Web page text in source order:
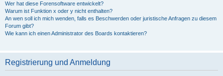
Wer hat diese Forensoftware entwickelt?
Warum ist Funktion x oder y nicht enthalten?
An wen soll ich mich wenden, falls es Beschwerden oder juristische Anfragen zu diesem
Forum gibt?
Wie kann ich einen Administrator des Boards kontaktieren?
Registrierung und Anmeldung